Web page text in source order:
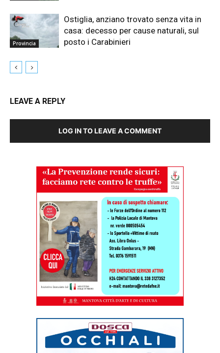
Provincia
Ostiglia, anziano trovato senza vita in
casa: decesso per cause naturali, sul
posto i Carabinieri
LEAVE A REPLY
LOG IN TO LEAVE A COMMENT